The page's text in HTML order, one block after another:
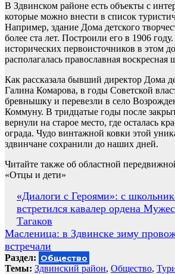
В Здвинском районе есть объекты с
которые можно внести в список
Например, здание Дома детского
более ста лет. Построили его в 1906
исторических первоисточников в этом
располагалась православная воскресная
Как рассказала бывший директор Дома
Галина Комарова, в годы Советской
бревнышку и перевезли в село
Коммуну. В тридцатые годы после
вернули на старое место, где осталась
ограда. Чудо винтажной ковки этой
здвинчане сохранили до наших дней.
Читайте также об областной
«Отцы и дети»
Навигация
по
записям
«Диалоги с Героями»: с
встретился кавалер ордена
Тагаков
Масленица: в Здвинске зиму
встречали
Раздел: Общество
Темы: Здвинский район, Общество,